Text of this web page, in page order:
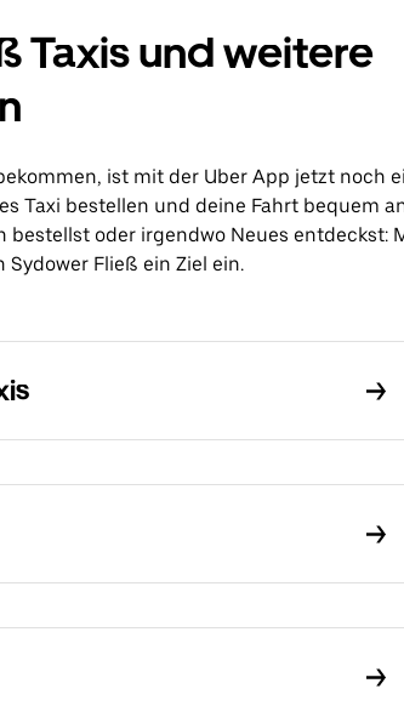
Taxis und weitere
ist mit der Uber App jetzt noch
Taxi bestellen und deine Fahrt bequem
bestellst oder irgendwo Neues entdeckst:
Fließ ein Ziel ein.